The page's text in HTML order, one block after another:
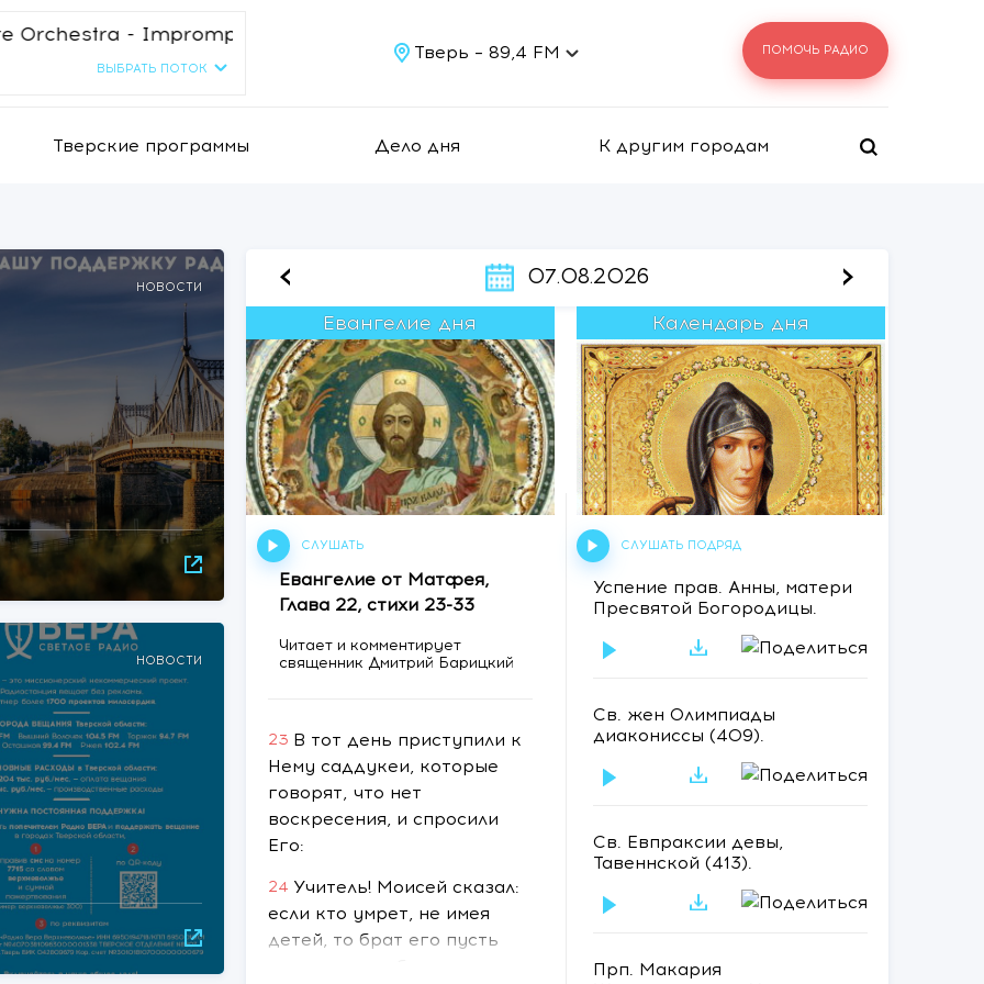
Op. 90 D. 899, No. 3 in G Flat Major
ВЫБРАТЬ ПОТОК
Тверь – 89,4 FM ПОМОЧЬ РАДИО
Тверские программы Дело дня К другим городам
07.08.2026 ›
‹
СЛУШАТЬ
Евангелие дня
Евангелие от Матфея,
Глава 22, стихи 23-33
Читает и комментирует
священник Дмитрий Барицкий
23 В тот день приступили к
Нему саддукеи, которые
говорят, что нет
воскресения, и спросили
Его:
24 Учитель! Моисей сказал:
если кто умрет, не имея
детей, то брат его пусть
СЛУШАТЬ ПОДРЯД
Календарь дня
Успение прав. Анны, матери
Пресвятой Богородицы.
Св. жен Олимпиады
диакониссы (409).
Св. Евпраксии девы,
Тавеннской (413).
Прп. Макария
НОВОСТИ
НОВОСТИ